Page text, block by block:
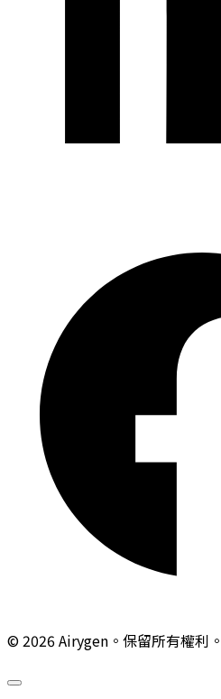
© 2026 Airygen。保留所有權利。